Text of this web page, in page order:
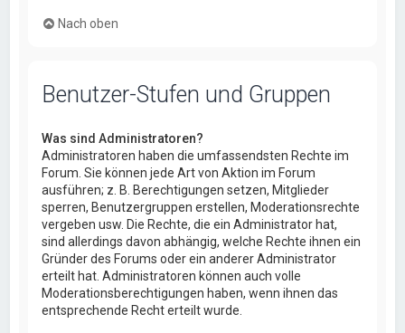
Nach oben
Benutzer-Stufen und Gruppen
Was sind Administratoren?
Administratoren haben die umfassendsten Rechte im
Forum. Sie können jede Art von Aktion im Forum
ausführen; z. B. Berechtigungen setzen, Mitglieder
sperren, Benutzergruppen erstellen, Moderationsrechte
vergeben usw. Die Rechte, die ein Administrator hat,
sind allerdings davon abhängig, welche Rechte ihnen ein
Gründer des Forums oder ein anderer Administrator
erteilt hat. Administratoren können auch volle
Moderationsberechtigungen haben, wenn ihnen das
entsprechende Recht erteilt wurde.